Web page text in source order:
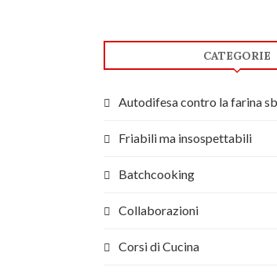
CATEGORIE
Autodifesa contro la farina
Friabili ma insospettabili
Batchcooking
Collaborazioni
Corsi di Cucina